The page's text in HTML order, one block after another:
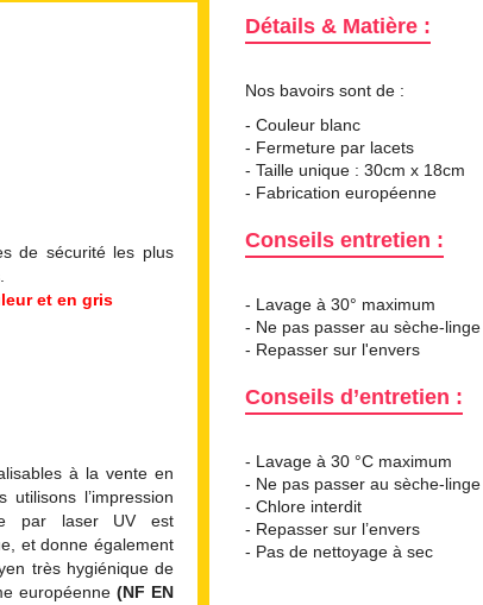
de sécurité les plus
et en gris
à la vente en
l’impression
par laser UV est
et donne également
très hygiénique de
européenne (NF EN
Détails & Matière :
Nos bavoirs sont de :
- Couleur blanc
- Fermeture par lacets
- Taille unique : 30cm x 18cm
- Fabrication européenne
Conseils entretien :
- Lavage à 30° maximum
- Ne pas passer au sèche-linge
- Repasser sur l'envers
Conseils d’entretien :
- Lavage à 30 °C maximum
- Ne pas passer au sèche-linge
- Chlore interdit
- Repasser sur l’envers
- Pas de nettoyage à sec